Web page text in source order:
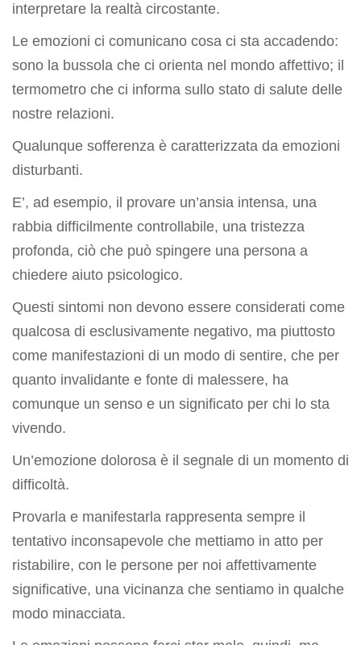
interpretare la realtà circostante.
Le emozioni ci comunicano cosa ci sta accadendo:
sono la bussola che ci orienta nel mondo affettivo; il
termometro che ci informa sullo stato di salute delle
nostre relazioni.
Qualunque sofferenza è caratterizzata da emozioni
disturbanti.
E’, ad esempio, il provare un’ansia intensa, una
rabbia difficilmente controllabile, una tristezza
profonda, ciò che può spingere una persona a
chiedere aiuto psicologico.
Questi sintomi non devono essere considerati come
qualcosa di esclusivamente negativo, ma piuttosto
come manifestazioni di un modo di sentire, che per
quanto invalidante e fonte di malessere, ha
comunque un senso e un significato per chi lo sta
vivendo.
Un’emozione dolorosa è il segnale di un momento di
difficoltà.
Provarla e manifestarla rappresenta sempre il
tentativo inconsapevole che mettiamo in atto per
ristabilire, con le persone per noi affettivamente
significative, una vicinanza che sentiamo in qualche
modo minacciata.